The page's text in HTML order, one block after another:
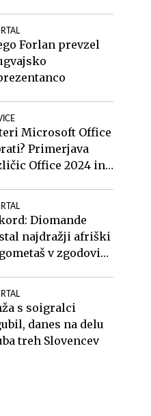
Forlan prevzel
Microsoft Office
Primerjava
Office 2024 in
Diomande
najdražji afriški
v zgodovini
s soigralci
danes na delu
treh Slovencev